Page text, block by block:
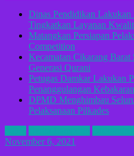
Dinas Pendidikan Lakukan
Tingkatkan Layanan
Matangkan Persiapan
Competition
Kecamatan Cikarang
Generasi Qurani
Petugas Damkar Lakukan
Penanggulangan Kebakaran
DPMD Menghimbau
Pelaksanaan Pilkades
November 6, 2021